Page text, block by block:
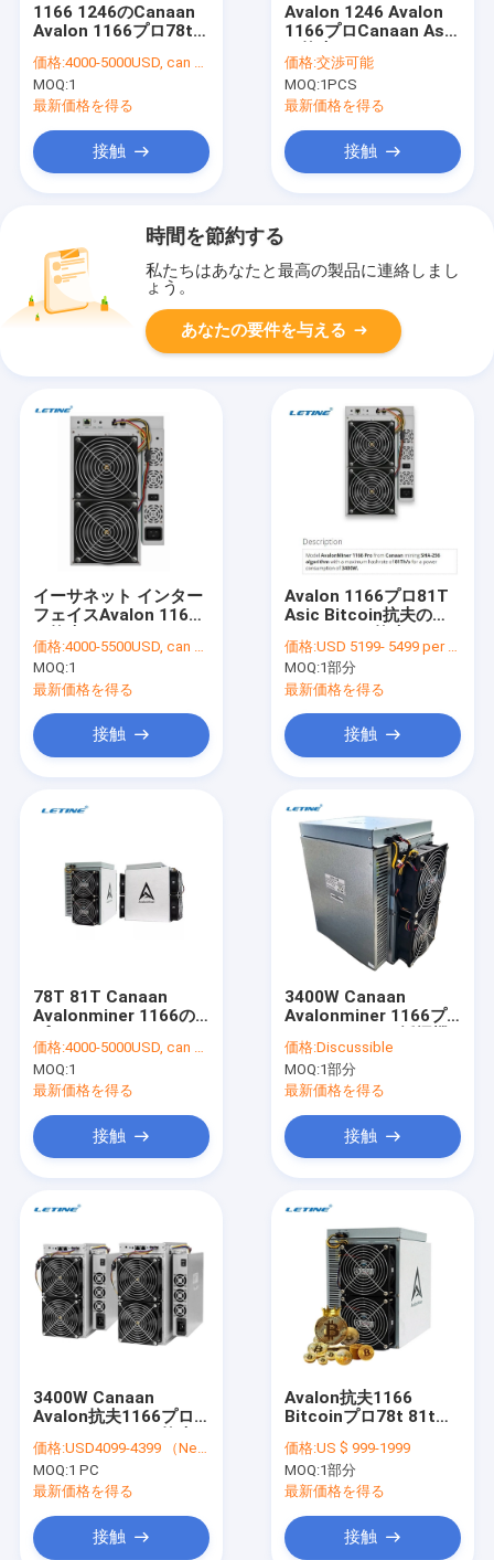
ビデオ
わたしたち に つい て
連絡 ください
ニュース
1166 1246のCanaan
Avalon 1166プロ78t
306x405x442mm
価格:4000-5000USD, can be negotiate
MOQ:1
最新価格を得る
接触
Avalon 1246 Avalon
1166プロCanaan Asic
BTC抗夫
価格:交渉可能
MOQ:1PCS
最新価格を得る
接触
時間を節約する
私たちはあなたと最高の製品に連絡しまし
ょう。
あなたの要件を与える
イーサネット インター
フェイスAvalon 1166
75db
価格:4000-5500USD, can be negotiate
MOQ:1
最新価格を得る
接触
Avalon 1166プロ81T
Asic Bitcoin抗夫の
BTC抗夫
価格:USD 5199- 5499 per piece
MOQ:1部分
最新価格を得る
接触
78T 81T Canaan
Avalonminer 1166の
サネット インターフェ
イス
価格:4000-5000USD, can be negotiate
MOQ:1
最新価格を得る
接触
3400W Canaan
Avalonminer 1166プ
1246
価格:Discussible
MOQ:1部分
最新価格を得る
接触
3400W Canaan
Avalon抗夫1166プロ
価格:USD4099-4399 （Negotiable）
MOQ:1 PC
最新価格を得る
接触
Avalon抗夫1166
Bitcoinプロ78t 81t
採鉱ハードウェアAsic
抗夫
価格:US $ 999-1999
MOQ:1部分
最新価格を得る
接触